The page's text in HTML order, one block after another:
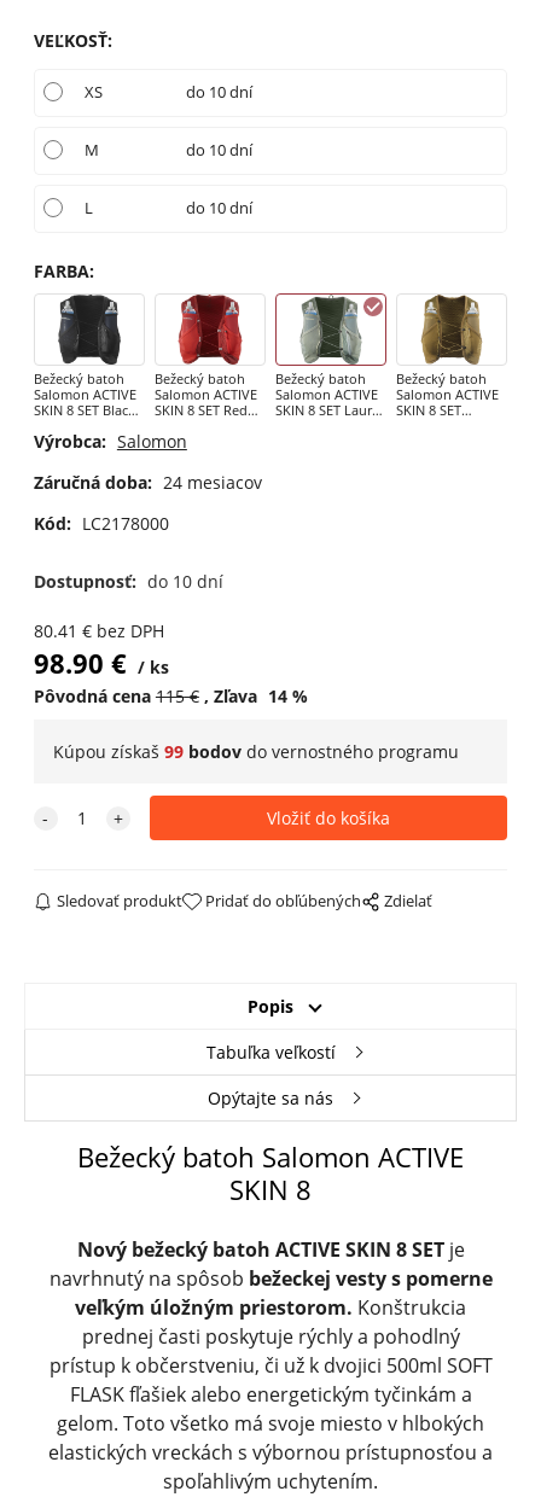
VEĽKOSŤ:
XS do 10 dní
M do 10 dní
L do 10 dní
FARBA:
Bežecký batoh
Salomon ACTIVE
SKIN 8 SET Black /
Bežecký batoh
Salomon ACTIVE
SKIN 8 SET Red
Red
Bežecký batoh
Salomon ACTIVE
SKIN 8 SET Laurel
Bežecký batoh
Salomon ACTIVE
SKIN 8 SET
Výrobca: Salomon
Záručná doba: 24 mesiacov
Kód: LC2178000
Dostupnosť: do 10 dní
80.41 € bez DPH
98.90 €
ks
Pôvodná cena 115€ Zľava 14%
Kúpou získaš 99bodovdo vernostného programu
Sledovať produkt Pridať do obľúbených Zdielať
Popis
Tabuľka veľkostí
Opýtajte sa nás
Bežecký batoh Salomon ACTIVE
SKIN 8
Nový bežecký batoh ACTIVE SKIN 8 SETje
navrhnutý na spôsob bežeckej vesty s pomerne
veľkým úložným priestorom. Konštrukcia
prednej časti poskytuje rýchly a pohodlný
prístup k občerstveniu, či už k dvojici 500ml SOFT
FLASK fľašiek alebo energetickým tyčinkám a
gelom. Toto všetko má svoje miesto v hlbokých
elastických vreckách s výbornou prístupnosťou a
spoľahlivým uchytením.